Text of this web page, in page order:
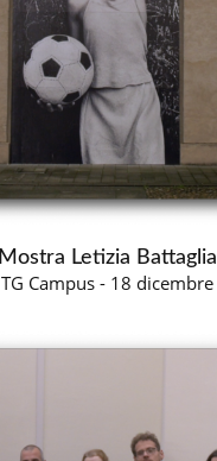
Mostra Letizia Battaglia
TG Campus - 18 dicembre